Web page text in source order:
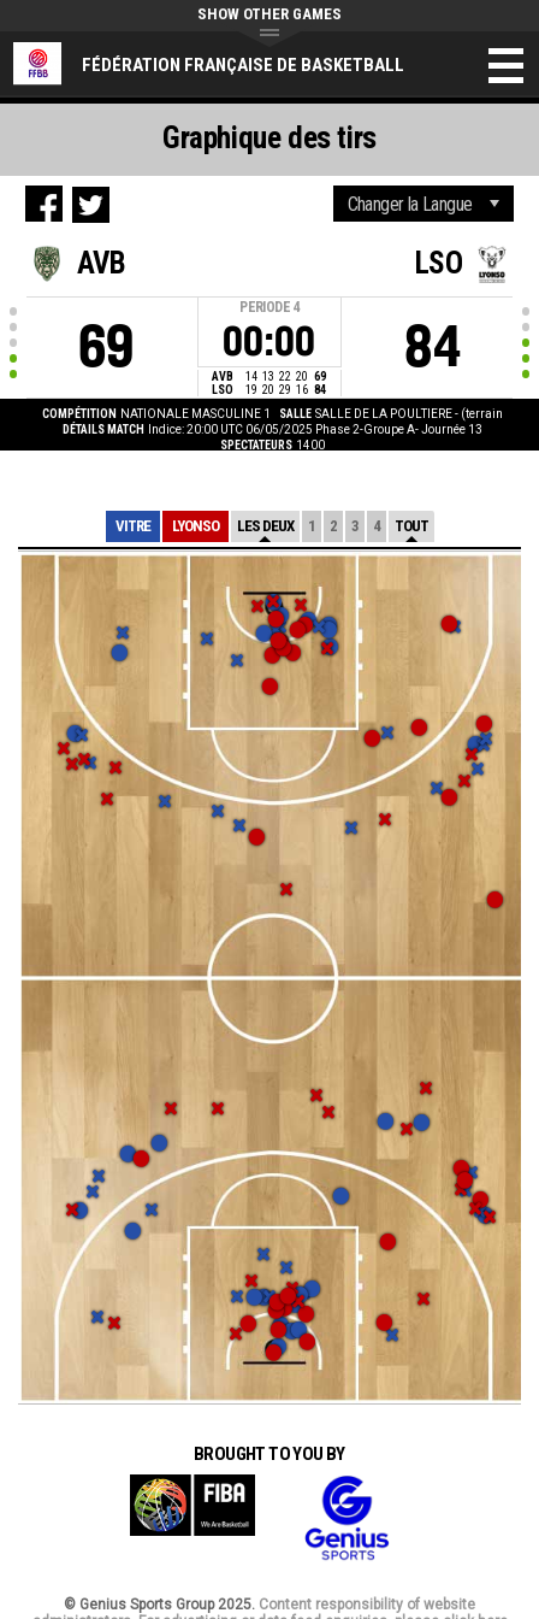
FÉDÉRATION FRANÇAISE DE BASKETBALL
SHOW OTHER GAMES
AVB
69
PERIODE 4
00:00
AVB 14 13 22 20 69
LSO
19 20 29 16 84
LSO
84
COMPÉTITION NATIONALE MASCULINE 1 SALLE SALLE DE LA POULTIERE - (terrain
DÉTAILS MATCH
Indice: 20:00 UTC 06/05/2025 Phase 2-Groupe A- Journée 13
SPECTATEURS 1400
Graphique des tirs
VITRE LYONSO LES DEUX 1 2 3 4 TOUT
BROUGHT TO YOU BY
© Genius Sports Group 2025. Content responsibility of website